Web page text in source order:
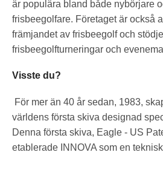
är populära bland både nybörjare
frisbeegolfare. Företaget är också
främjandet av frisbeegolf och
frisbeegolfturneringar och
Visste du?
För mer än 40 år sedan, 1983,
världens första skiva designad
Denna första skiva, Eagle - US
etablerade INNOVA som en